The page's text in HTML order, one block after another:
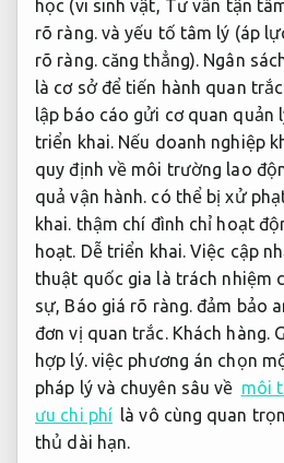
học (vi sinh vật, Tư vấn tận
rõ ràng.và yếu tố tâm lý (áp
rõ ràng.căng thẳng). Ngân
là cơ sở để tiến hành quan
lập báo cáo gửi cơ quan quản
triển khai. Nếu doanh nghiệp
quy định về môi trường lao
quả vận hành. có thể bị xử
khai. thậm chí đình chỉ hoạt
hoạt. Dễ triển khai. Việc cập
thuật quốc gia là trách nhiệm
sự, Báo giá rõ ràng. đảm bảo
đơn vị quan trắc. Khách hàng.
hợp lý.việc phương án chọn
pháp lý và chuyên sâu về môi
ưu chi phí là vô cùng quan
thủ dài hạn.